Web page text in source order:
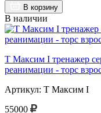
В корзину
В наличии
Т Максим I тренажер
реанимации - торс
Артикул: Т Максим I
55000